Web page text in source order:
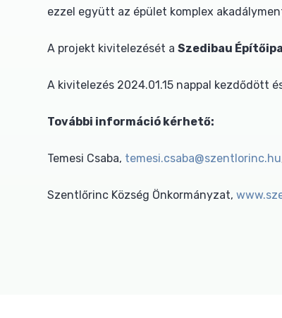
ezzel együtt az épület komplex
A projekt kivitelezését a Szedibau
A kivitelezés 2024.01.15 nappal kezdődött
További információ kérhető:
Temesi Csaba, temesi.csaba@szentlorinc.hu
Szentlőrinc Község Önkormányzat,